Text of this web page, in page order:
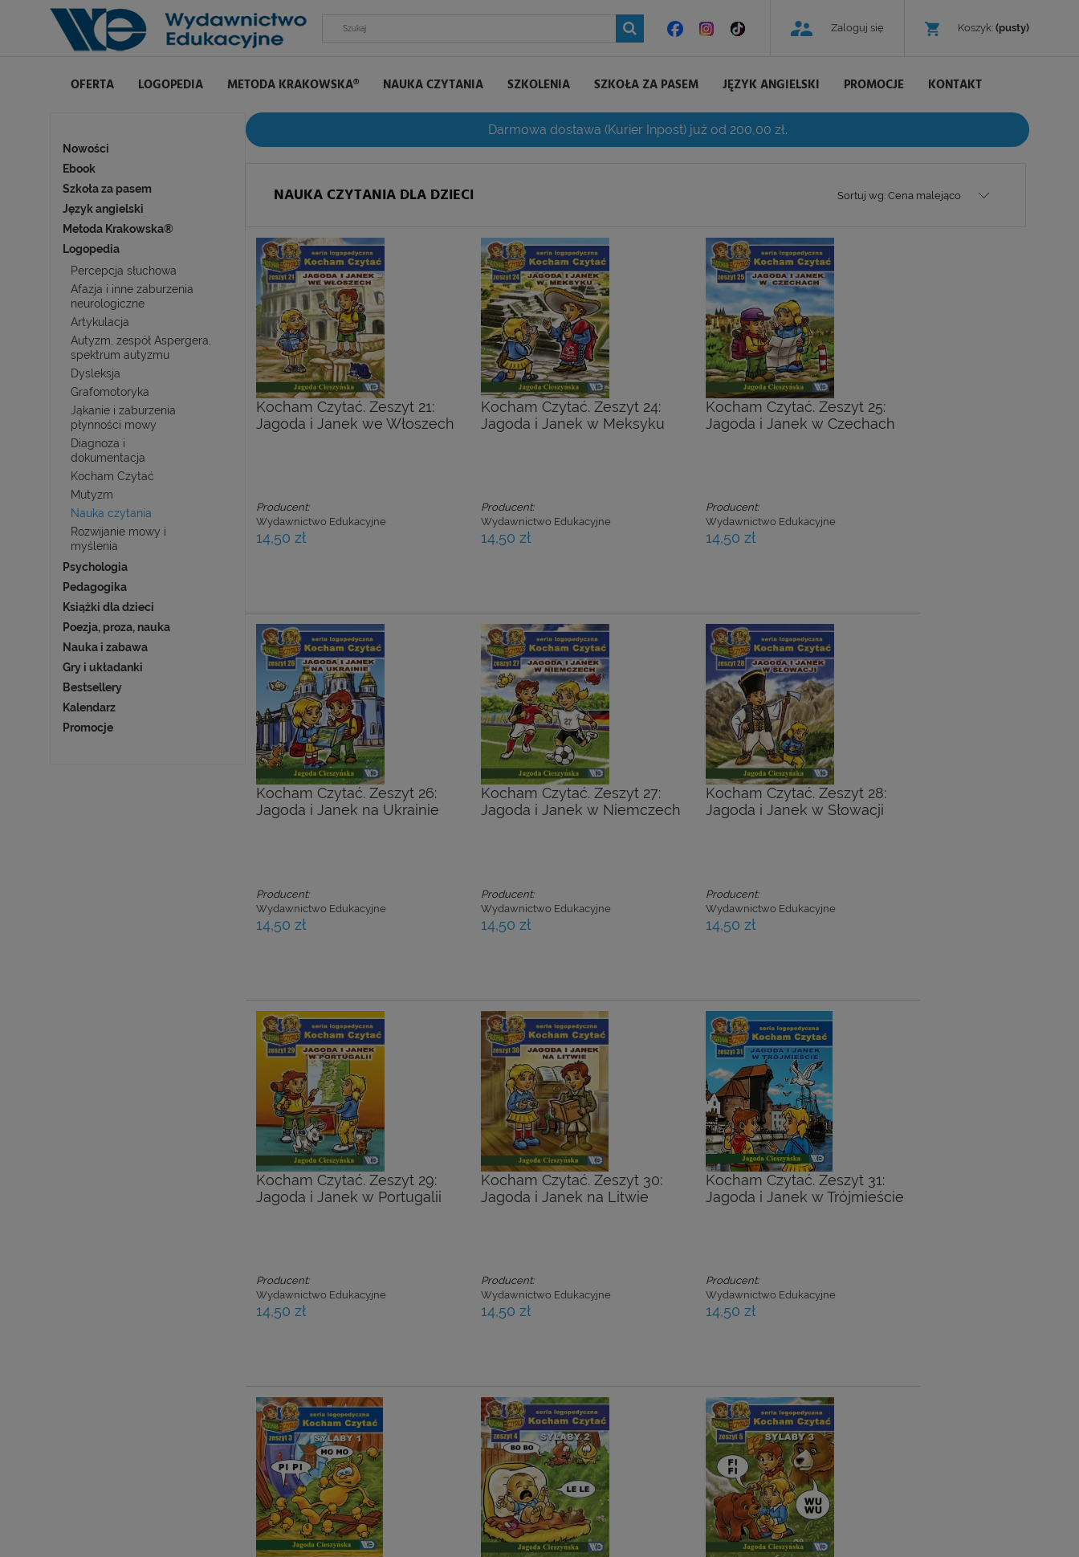
Koszyk: (pusty)
Zaloguj się
OFERTA LOGOPEDIA METODA KRAKOWSKA® NAUKA CZYTANIA SZKOLENIA SZKOŁA ZA PASEM JĘZYK ANGIELSKI PROMOCJE KONTAKT
Nowości
Ebook
Szkoła za pasem
Język angielski
Metoda Krakowska®
Logopedia
Percepcja słuchowa
Afazja i inne zaburzenia
neurologiczne
Artykulacja
Autyzm, zespół Aspergera,
spektrum autyzmu
Dysleksja
Grafomotoryka
Jąkanie i zaburzenia
płynności mowy
Diagnoza i
dokumentacja
Kocham Czytać
Mutyzm
Nauka czytania
Rozwijanie mowy i
myślenia
Psychologia
Pedagogika
Książki dla dzieci
Poezja, proza, nauka
Nauka i zabawa
Gry i układanki
Bestsellery
Kalendarz
Promocje
Darmowa dostawa (Kurier Inpost) już od 200,00 zł.
NAUKA CZYTANIA DLA DZIECI Sortuj wg: Cena malejąco
Kocham Czytać. Zeszyt 21:
Jagoda i Janek we Włoszech
Producent:
Wydawnictwo Edukacyjne
14,50 zł
Kocham Czytać. Zeszyt 24:
Jagoda i Janek w Meksyku
Producent:
Wydawnictwo Edukacyjne
14,50 zł
Kocham Czytać. Zeszyt 25:
Jagoda i Janek w Czechach
Producent:
Wydawnictwo Edukacyjne
14,50 zł
Kocham Czytać. Zeszyt 26:
Jagoda i Janek na Ukrainie
Producent:
Wydawnictwo Edukacyjne
14,50 zł
Kocham Czytać. Zeszyt 27:
Jagoda i Janek w Niemczech
Producent:
Wydawnictwo Edukacyjne
14,50 zł
Kocham Czytać. Zeszyt 28:
Jagoda i Janek w Słowacji
Producent:
Wydawnictwo Edukacyjne
14,50 zł
Kocham Czytać. Zeszyt 29:
Jagoda i Janek w Portugalii
Producent:
Wydawnictwo Edukacyjne
14,50 zł
Kocham Czytać. Zeszyt 30:
Jagoda i Janek na Litwie
Producent:
Wydawnictwo Edukacyjne
14,50 zł
Kocham Czytać. Zeszyt 31:
Jagoda i Janek w Trójmieście
Producent:
Wydawnictwo Edukacyjne
14,50 zł